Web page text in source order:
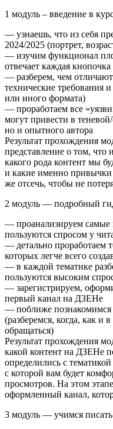
1 модуль – введение в
— узнаешь, что из себя
2024/2025 (портрет,
— изучим функционал
отвечает каждая
— разберем, чем
технические требования
или иного формата)
— проработаем все
могут привести в
но и опытного автора
Результат прохождения
представление о том, что
какого рода контент мы
и какие именно привычки
же отсечь, чтобы не
2 модуль — подробный
— проанализируем самые
пользуются спросом у
— детально проработаем
которых легче всего
— в каждой тематике
пользуются высоким
— зарегистрируем,
первый канал на ДЗЕНе
— поближе познакомимся
(разберемся, когда, как и
обращаться)
Результат прохождения
какой контент на ДЗЕНе
определились с
с которой вам будет
просмотров. На этом
оформленный канал,
3 модуль — учимся писать